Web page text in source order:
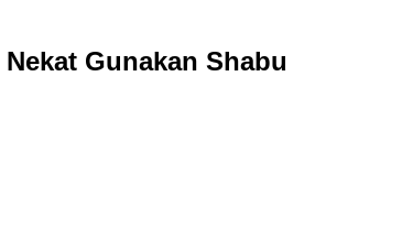
Gunakan Shabu